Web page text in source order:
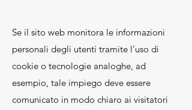
Se il sito web monitora le informazioni
personali degli utenti tramite l’uso di
cookie o tecnologie analoghe, ad
esempio, tale impiego deve essere
comunicato in modo chiaro ai visitatori